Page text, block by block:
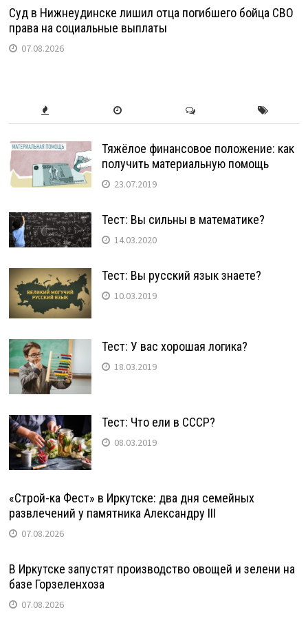
Суд в Нижнеудинске лишил отца погибшего бойца СВО
права на социальные выплаты
07.08.2026
Тяжёлое финансовое положение: как
получить материальную помощь
23.07.2019
Тест: Вы сильны в математике?
14.03.2020
Тест: Вы русский язык знаете?
10.03.2019
Тест: У вас хорошая логика?
18.03.2019
Тест: Что ели в СССР?
08.03.2019
«Строй-ка Фест» в Иркутске: два дня семейных
развлечений у памятника Александру III
07.08.2026
В Иркутске запустят производство овощей и зелени на
базе Горзеленхоза
07.08.2026